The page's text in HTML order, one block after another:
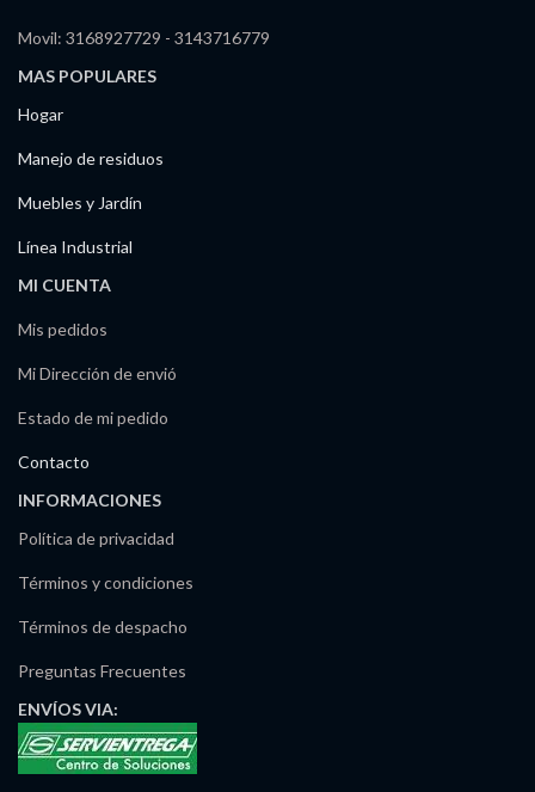
Movil: 3168927729 - 3143716779
MAS POPULARES
Hogar
Manejo de residuos
Muebles y Jardín
Línea Industrial
MI CUENTA
Mis pedidos
Mi Dirección de envió
Estado de mi pedido
Contacto
INFORMACIONES
Política de privacidad
Términos y condiciones
Términos de despacho
Preguntas Frecuentes
ENVÍOSVIA: